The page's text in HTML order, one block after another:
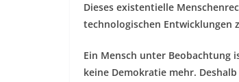
Dieses existentielle
technologischen Entwicklungen
Ein Mensch unter Beobachtung
keine Demokratie mehr.